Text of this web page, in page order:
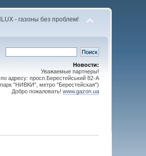
- газоны без проблем!
Новости:
Уважаемые партнеры!
адресу: просп.Берестейський 82-А
"НИВКИ", метро "Берестейская")
Добро пожаловать! www.gazon.ua